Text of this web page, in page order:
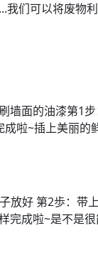
们可以将废物
墙面的油漆第1
啦~插上美丽的
放好 第2歩：带
完成啦~是不是